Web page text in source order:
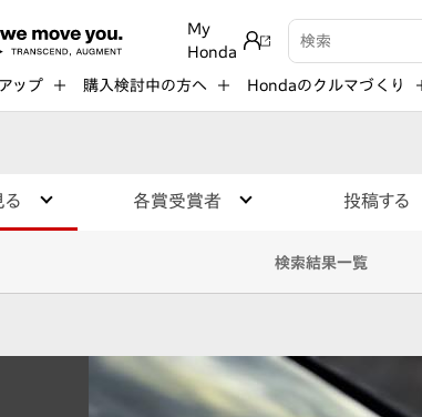
My
Honda
検索キーワード入力
ップ 購入検討中の方へ Hondaのクルマづくり
る 各賞受賞者 投稿する
検索結果一覧